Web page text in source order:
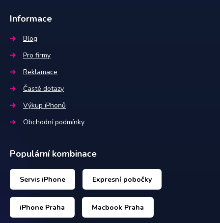
Informace
Blog
Pro firmy
Reklamace
Časté dotazy
Výkup iPhonů
Obchodní podmínky
Populární kombinace
Servis iPhone Expresní pobočky
iPhone Praha Macbook Praha